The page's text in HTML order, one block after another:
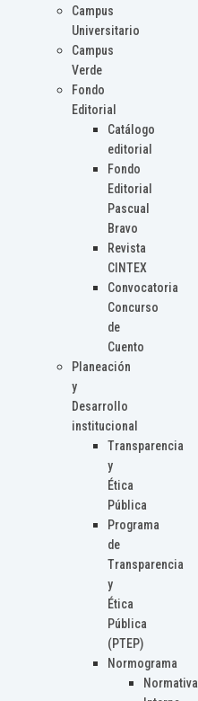
Campus
Universitario
Campus
Verde
Fondo
Editorial
Catálogo
editorial
Fondo
Editorial
Pascual
Bravo
Revista
CINTEX
Convocatoria
Concurso
de
Cuento
Planeación
y
Desarrollo
institucional
Transparencia
y
Ética
Pública
Programa
de
Transparencia
y
Ética
Pública
(PTEP)
Normograma
Normativa